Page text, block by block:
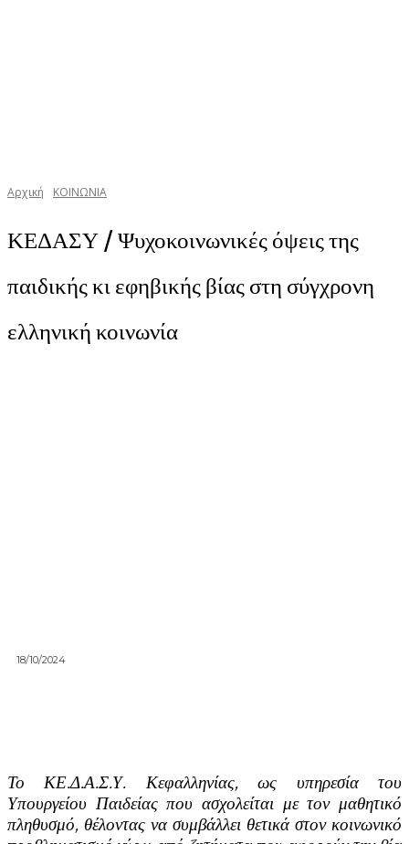
Αρχική ΚΟΙΝΩΝΙΑ
ΚΕΔΑΣΥ / Ψυχοκοινωνικές όψεις της
παιδικής κι εφηβικής βίας στη σύγχρονη
ελληνική κοινωνία
18/10/2024
Το ΚΕ.Δ.Α.Σ.Υ. Κεφαλληνίας, ως υπηρεσία του
Υπουργείου Παιδείας που ασχολείται με τον μαθητικό
πληθυσμό, θέλοντας να συμβάλλει θετικά στον κοινωνικό